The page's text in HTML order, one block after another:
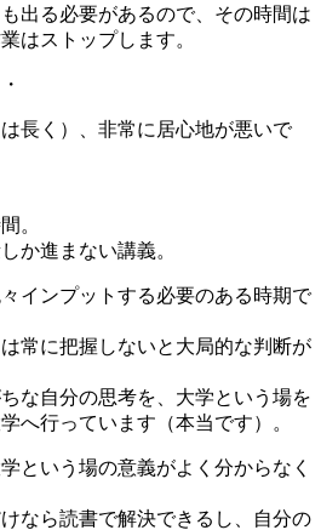
出る必要があるので、その時間は
はストップします。
長く）、非常に居心地が悪いで
。
か進まない講義。
インプットする必要のある時期で
常に把握しないと大局的な判断が
な自分の思考を、大学という場を
へ行っています（本当です）。
という場の意義がよく分からなく
なら読書で解決できるし、自分の